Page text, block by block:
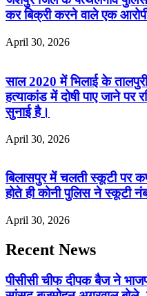
कर बिक्री करने वाले एक
April 30, 2026
साल 2020 में भिलाई के
हत्याकांड में दोषी पाए जाने पर
सुनाई है।
April 30, 2026
बिलासपुर में चलती स्कूटी पर
होते ही कोनी पुलिस ने स्कूटी
April 30, 2026
Recent News
पीसीसी चीफ दीपक बैज ने